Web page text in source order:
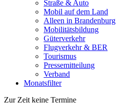
Straße & Auto
Mobil auf dem Land
Alleen in Brandenburg
Mobilitätsbildung
Güterverkehr
Flugverkehr & BER
Tourismus
Pressemitteilung
Verband
Monatsfilter
Zur Zeit keine Termine